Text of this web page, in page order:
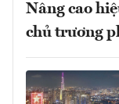
Nâng cao
chủ trương